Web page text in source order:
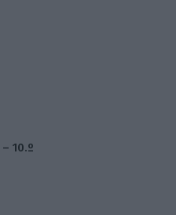
– 10.º